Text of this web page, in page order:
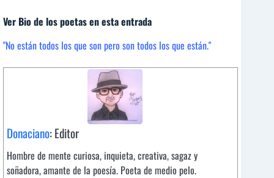
Ver Bio de los poetas en esta entrada
"No están todos los que son pero son todos los que están."
Donaciano: Editor
Hombre de mente curiosa, inquieta, creativa, sagaz y
soñadora, amante de la poesía. Poeta de medio pelo.